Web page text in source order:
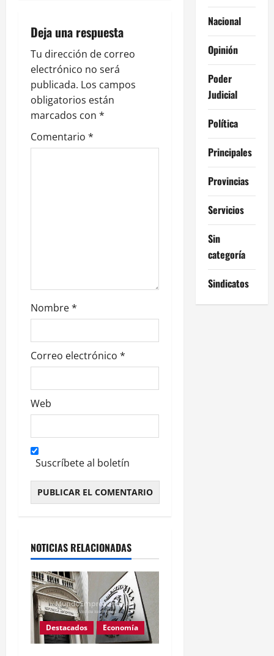
ó
n
d
e
e
a
s
Deja una respuesta
Tu dirección de correo
electrónico no será
publicada. Los campos
obligatorios están
marcados con *
Comentario *
Nombre*
Correo electrónico *
Web
Suscríbete al boletín
NOTICIAS RELACIONADAS
Destacados Economía
Nacional
Opinión
Poder
Judicial
Política
Principales
Provincias
Servicios
Sin
categoría
Sindicatos